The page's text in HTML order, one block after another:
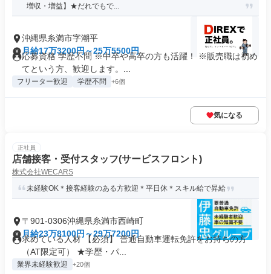
増収・増益】★だれでもで...
沖縄県糸満市字潮平
月給17万3200円～25万5500円
応募資格 学歴不問 ※中卒や高卒の方も活躍！ ※販売職は初め
てという方、歓迎します。...
フリーター歓迎 学歴不問 +6個
気になる
正社員
店舗接客・受付スタッフ(サービスフロント)
株式会社WECARS
未経験OK＊接客経験のある方歓迎＊平日休＊スキル給で昇給
〒901-0306沖縄県糸満市西崎町
月給23万8100円～29万7200円
求めている人材 【必須】 普通自動車運転免許をお持ちの方
（AT限定可） ★学歴・パ...
業界未経験歓迎 +20個